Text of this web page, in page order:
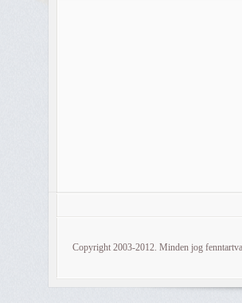
Copyright 2003-2012. Minden jog